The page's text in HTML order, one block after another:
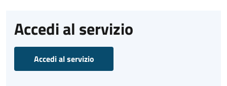
Accedi al servizio
Accedi al servizio